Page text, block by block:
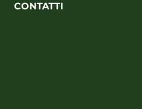
CONTATTI